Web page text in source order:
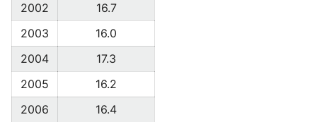
2002
16.7
2003
16.0
2004
17.3
2005
16.2
2006
16.4